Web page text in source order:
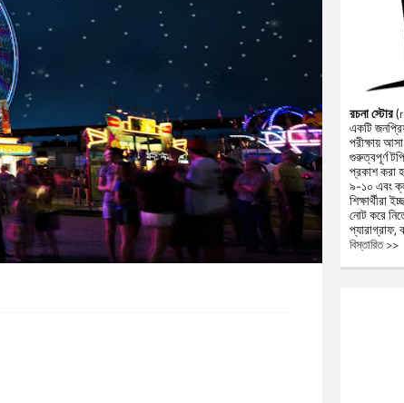
রচনা স্টোর(
একটি
পরীক্ষায়
গুরুত্বপূর্ণ
প্রকাশ করা
৯-১০ এবং
শিক্ষার্থীরা
নোট করে
বিস্তারিত >>